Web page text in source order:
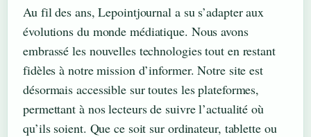
Au fil des ans, Lepointjournal a su s’adapter aux
évolutions du monde médiatique. Nous avons
embrassé les nouvelles technologies tout en restant
fidèles à notre mission d’informer. Notre site est
désormais accessible sur toutes les plateformes,
permettant à nos lecteurs de suivre l’actualité où
qu’ils soient. Que ce soit sur ordinateur, tablette ou